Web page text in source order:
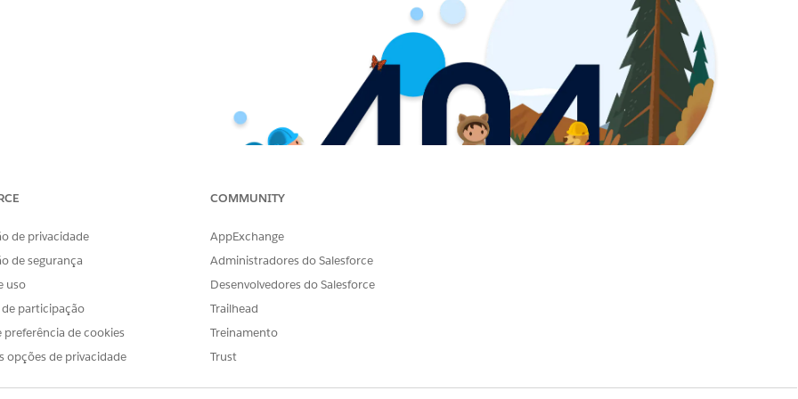
de privacidade
de segurança
uso
participação
preferência de cookies
opções de privacidade
COMMUNITY
AppExchange
Administradores do Salesforce
Desenvolvedores do Salesforce
Trailhead
Treinamento
Trust